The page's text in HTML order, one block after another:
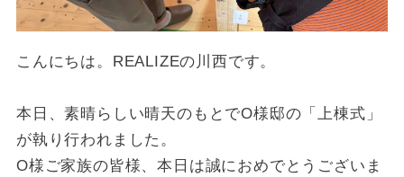
こんにちは。REALIZEの川西です。
本日、素晴らしい晴天のもとでO様邸の「上棟式」
が執り行われました。
O様ご家族の皆様、本日は誠におめでとうございま